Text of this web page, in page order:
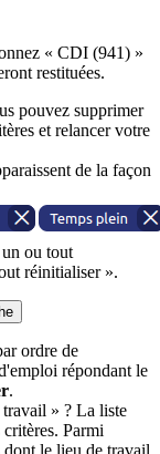
« CDI (941) »
restituées.
pouvez supprimer
et relancer votre
de la façon
ou tout
réinitialiser ».
ordre de
répondant le
.
» ? La liste
Parmi
dont le lieu de travail